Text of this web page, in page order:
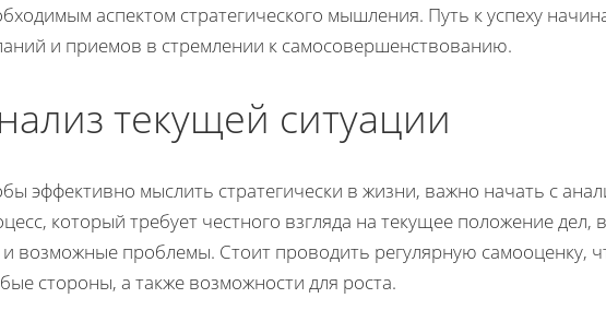
аспектом стратегического мышления. Путь к успеху
и приемов в стремлении к самосовершенствованию.
текущей ситуации
эффективно мыслить стратегически в жизни, важно начать с
который требует честного взгляда на текущее положение дел,
и возможные проблемы. Стоит проводить регулярную самооценку,
стороны, а также возможности для роста.